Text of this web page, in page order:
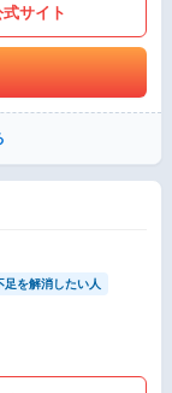
式サイト
足を解消したい人